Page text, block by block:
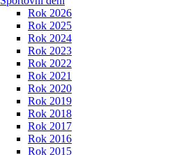
Rok 2026
Rok 2025
Rok 2024
Rok 2023
Rok 2022
Rok 2021
Rok 2020
Rok 2019
Rok 2018
Rok 2017
Rok 2016
Rok 2015